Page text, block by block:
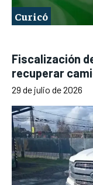
Curicó
Fiscalización
recuperar
29 de julio de 2026